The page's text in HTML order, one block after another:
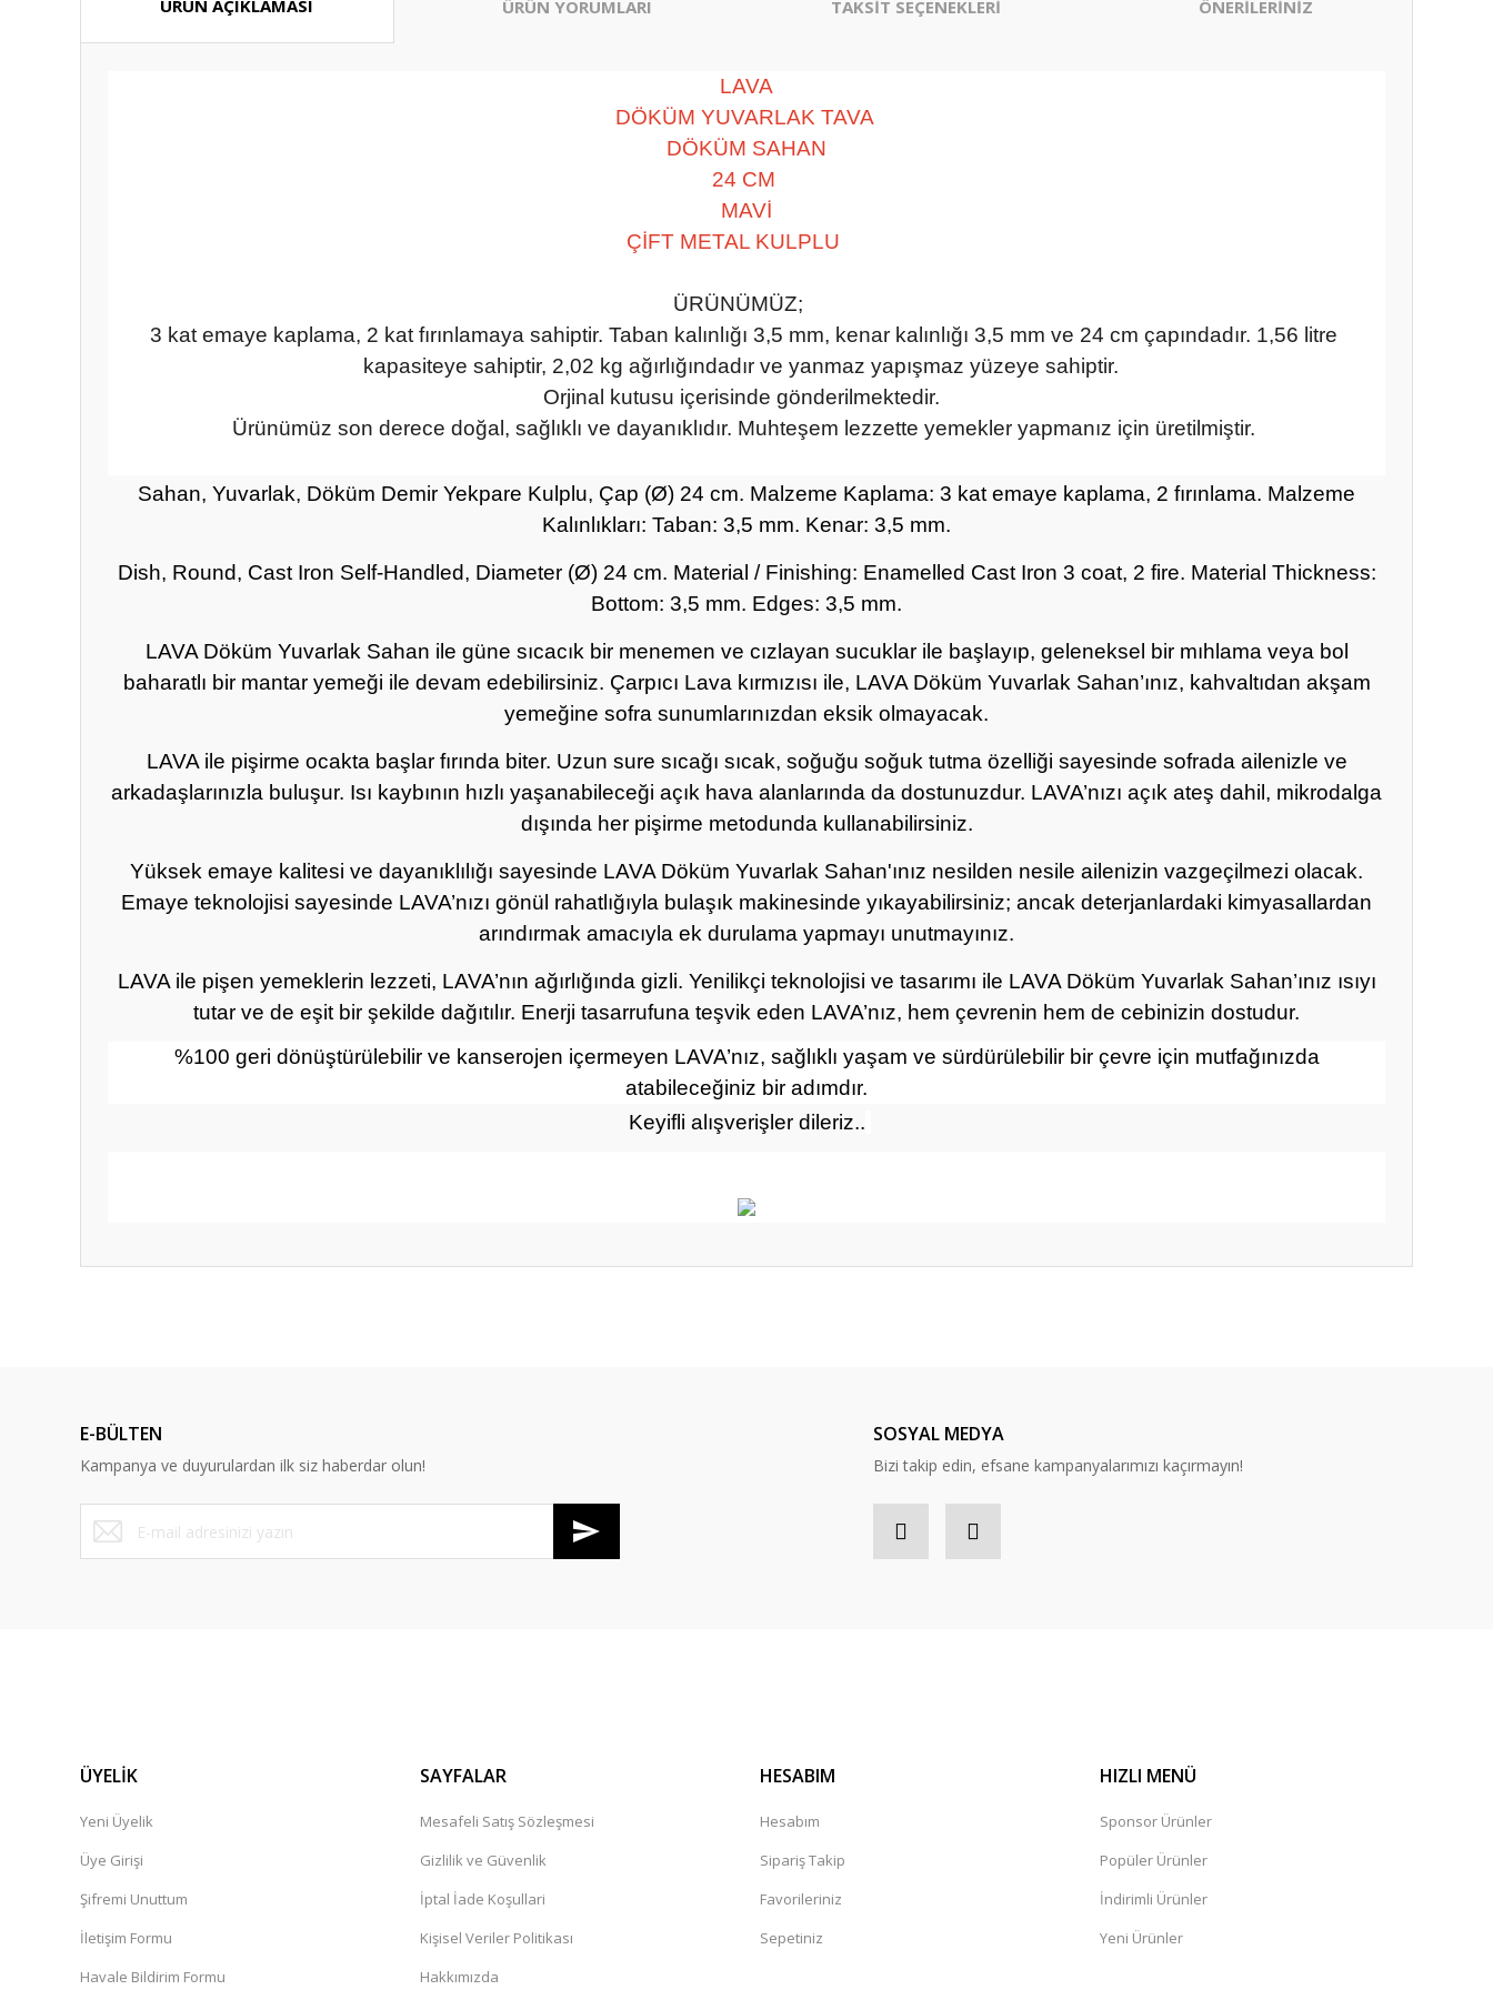
ÜRÜN AÇIKLAMASI ÜRÜN YORUMLARI TAKSİT SEÇENEKLERİ ÖNERİLERİNİZ
LAVA
DÖKÜM YUVARLAK TAVA
DÖKÜM SAHAN
24 CM
MAVİ
ÇİFT METAL KULPLU
ÜRÜNÜMÜZ;
3 kat emaye kaplama, 2 kat fırınlamaya sahiptir. Taban kalınlığı 3,5 mm, kenar kalınlığı 3,5 mm ve 24 cm çapındadır. 1,56 litre
kapasiteye sahiptir, 2,02 kg ağırlığındadır ve yanmaz yapışmaz yüzeye sahiptir.
Orjinal kutusu içerisinde gönderilmektedir.
Ürünümüz son derece doğal, sağlıklı ve dayanıklıdır. Muhteşem lezzette yemekler yapmanız için üretilmiştir.
Sahan, Yuvarlak, Döküm Demir Yekpare Kulplu, Çap (Ø) 24 cm. Malzeme Kaplama: 3 kat emaye kaplama, 2 fırınlama. Malzeme
Kalınlıkları: Taban: 3,5 mm. Kenar: 3,5 mm.
Dish, Round, Cast Iron Self-Handled, Diameter (Ø) 24 cm. Material / Finishing: Enamelled Cast Iron 3 coat, 2 fire. Material Thickness:
Bottom: 3,5 mm. Edges: 3,5 mm.
LAVA Döküm Yuvarlak Sahan ile güne sıcacık bir menemen ve cızlayan sucuklar ile başlayıp, geleneksel bir mıhlama veya bol
baharatlı bir mantar yemeği ile devam edebilirsiniz. Çarpıcı Lava kırmızısı ile, LAVA Döküm Yuvarlak Sahan’ınız, kahvaltıdan akşam
yemeğine sofra sunumlarınızdan eksik olmayacak.
LAVA ile pişirme ocakta başlar fırında biter. Uzun sure sıcağı sıcak, soğuğu soğuk tutma özelliği sayesinde sofrada ailenizle ve
arkadaşlarınızla buluşur. Isı kaybının hızlı yaşanabileceği açık hava alanlarında da dostunuzdur. LAVA’nızı açık ateş dahil, mikrodalga
dışında her pişirme metodunda kullanabilirsiniz.
Yüksek emaye kalitesi ve dayanıklılığı sayesinde LAVA Döküm Yuvarlak Sahan'ınız nesilden nesile ailenizin vazgeçilmezi olacak.
Emaye teknolojisi sayesinde LAVA’nızı gönül rahatlığıyla bulaşık makinesinde yıkayabilirsiniz; ancak deterjanlardaki kimyasallardan
arındırmak amacıyla ek durulama yapmayı unutmayınız.
LAVA ile pişen yemeklerin lezzeti, LAVA’nın ağırlığında gizli. Yenilikçi teknolojisi ve tasarımı ile LAVA Döküm Yuvarlak Sahan’ınız ısıyı
tutar ve de eşit bir şekilde dağıtılır. Enerji tasarrufuna teşvik eden LAVA’nız, hem çevrenin hem de cebinizin dostudur.
%100 geri dönüştürülebilir ve kanserojen içermeyen LAVA’nız, sağlıklı yaşam ve sürdürülebilir bir çevre için mutfağınızda
atabileceğiniz bir adımdır.
Keyifli alışverişler dileriz..
Ürün bilgilerinde hatalar bulunuyor.
Ürün fiyatı diğer sitelerden daha pahalı.
Bu ürüne benzer farklı alternatifler olmalı.
E-BÜLTEN
Kampanya ve duyurulardan ilk siz haberdar olun!
SOSYAL MEDYA
Bizi takip edin, efsane kampanyalarımızı kaçırmayın!
ÜYELİK
Yeni Üyelik
Üye Girişi
Şifremi Unuttum
İletişim Formu
Havale Bildirim Formu
SAYFALAR
Mesafeli Satış Sözleşmesi
Gizlilik ve Güvenlik
İptal İade Koşullari
Kişisel Veriler Politikası
Hakkımızda
HESABIM
Hesabım
Sipariş Takip
Favorileriniz
Sepetiniz
HIZLI MENÜ
Sponsor Ürünler
Popüler Ürünler
İndirimli Ürünler
Yeni Ürünler